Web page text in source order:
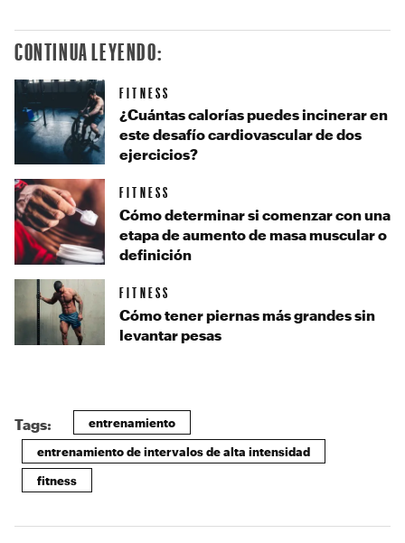
CONTINUA LEYENDO:
FITNESS
¿Cuántas calorías puedes incinerar en
este desafío cardiovascular de dos
ejercicios?
FITNESS
Cómo determinar si comenzar con una
etapa de aumento de masa muscular o
definición
FITNESS
Cómo tener piernas más grandes sin
levantar pesas
Tags: entrenamiento
entrenamiento de intervalos de alta intensidad
fitness